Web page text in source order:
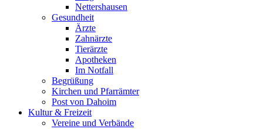
Nettershausen
Gesundheit
Ärzte
Zahnärzte
Tierärzte
Apotheken
Im Notfall
Begrüßung
Kirchen und Pfarrämter
Post von Dahoim
Kultur & Freizeit
Vereine und Verbände